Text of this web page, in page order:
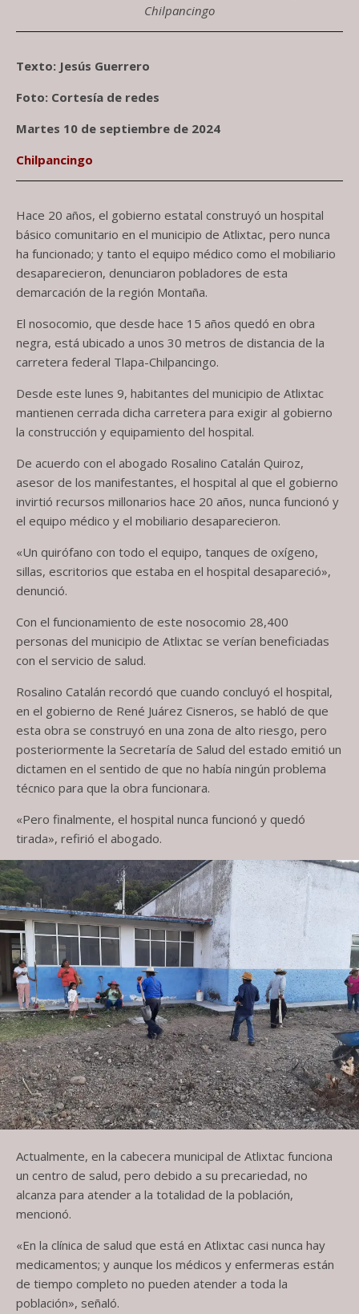
Chilpancingo
Texto: Jesús Guerrero
Foto: Cortesía de redes
Martes 10 de septiembre de 2024
Chilpancingo
Hace 20 años, el gobierno estatal construyó un hospital
básico comunitario en el municipio de Atlixtac, pero nunca
ha funcionado; y tanto el equipo médico como el mobiliario
desaparecieron, denunciaron pobladores de esta
demarcación de la región Montaña.
El nosocomio, que desde hace 15 años quedó en obra
negra, está ubicado a unos 30 metros de distancia de la
carretera federal Tlapa-Chilpancingo.
Desde este lunes 9, habitantes del municipio de Atlixtac
mantienen cerrada dicha carretera para exigir al gobierno
la construcción y equipamiento del hospital.
De acuerdo con el abogado Rosalino Catalán Quiroz,
asesor de los manifestantes, el hospital al que el gobierno
invirtió recursos millonarios hace 20 años, nunca funcionó y
el equipo médico y el mobiliario desaparecieron.
«Un quirófano con todo el equipo, tanques de oxígeno,
sillas, escritorios que estaba en el hospital desapareció»,
denunció.
Con el funcionamiento de este nosocomio 28,400
personas del municipio de Atlixtac se verían beneficiadas
con el servicio de salud.
Rosalino Catalán recordó que cuando concluyó el hospital,
en el gobierno de René Juárez Cisneros, se habló de que
esta obra se construyó en una zona de alto riesgo, pero
posteriormente la Secretaría de Salud del estado emitió un
dictamen en el sentido de que no había ningún problema
técnico para que la obra funcionara.
«Pero finalmente, el hospital nunca funcionó y quedó
tirada», refirió el abogado.
Actualmente, en la cabecera municipal de Atlixtac funciona
un centro de salud, pero debido a su precariedad, no
alcanza para atender a la totalidad de la población,
mencionó.
«En la clínica de salud que está en Atlixtac casi nunca hay
medicamentos; y aunque los médicos y enfermeras están
de tiempo completo no pueden atender a toda la
población», señaló.